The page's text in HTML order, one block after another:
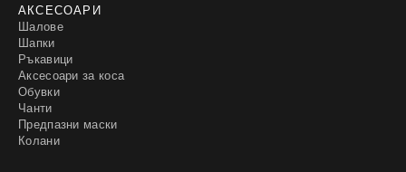
АКСЕСОАРИ
Шалове
Шапки
Ръкавици
Аксесоари за коса
Обувки
Чанти
Предпазни маски
Колани